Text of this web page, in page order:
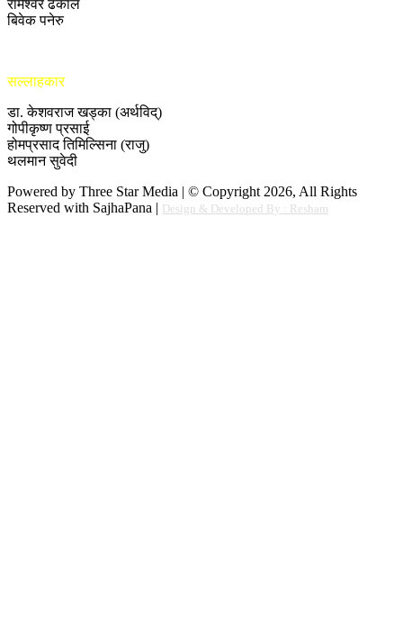
रामेश्वर ढकाल
बिवेक पनेरु
सल्लाहकार
डा. केशवराज खड्का (अर्थविद्)
गोपीकृष्ण प्रसाई
होमप्रसाद तिमिल्सिना (राजु)
थलमान सुवेदी
Powered by Three Star Media | © Copyright 2026, All Rights
Reserved with SajhaPana | Design & Developed By : Resham